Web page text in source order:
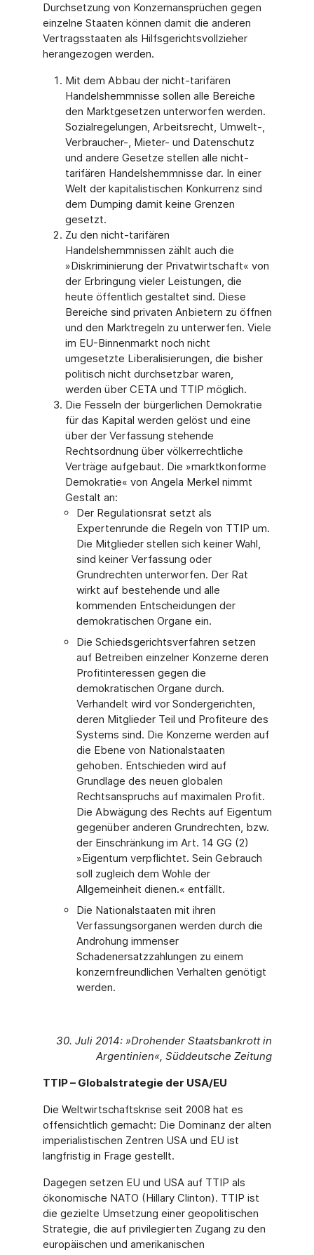
Durchsetzung von Konzernansprüchen gegen
einzelne Staaten können damit die anderen
Vertragsstaaten als Hilfsgerichtsvollzieher
herangezogen werden.
Mit dem Abbau der nicht-tarifären
Handelshemmnisse sollen alle Bereiche
den Marktgesetzen unterworfen werden.
Sozialregelungen, Arbeitsrecht, Umwelt-,
Verbraucher-, Mieter- und Datenschutz
und andere Gesetze stellen alle nicht-
tarifären Handelshemmnisse dar. In einer
Welt der kapitalistischen Konkurrenz sind
dem Dumping damit keine Grenzen
gesetzt.
Zu den nicht-tarifären
Handelshemmnissen zählt auch die
»Diskriminierung der Privatwirtschaft« von
der Erbringung vieler Leistungen, die
heute öffentlich gestaltet sind. Diese
Bereiche sind privaten Anbietern zu öffnen
und den Marktregeln zu unterwerfen. Viele
im EU-Binnenmarkt noch nicht
umgesetzte Liberalisierungen, die bisher
politisch nicht durchsetzbar waren,
werden über CETA und TTIP möglich.
Die Fesseln der bürgerlichen Demokratie
für das Kapital werden gelöst und eine
über der Verfassung stehende
Rechtsordnung über völkerrechtliche
Verträge aufgebaut. Die »marktkonforme
Demokratie« von Angela Merkel nimmt
Gestalt an:
Der Regulationsrat setzt als
Expertenrunde die Regeln von TTIP um.
Die Mitglieder stellen sich keiner Wahl,
sind keiner Verfassung oder
Grundrechten unterworfen. Der Rat
wirkt auf bestehende und alle
kommenden Entscheidungen der
demokratischen Organe ein.
Die Schiedsgerichtsverfahren setzen
auf Betreiben einzelner Konzerne deren
Profitinteressen gegen die
demokratischen Organe durch.
Verhandelt wird vor Sondergerichten,
deren Mitglieder Teil und Profiteure des
Systems sind. Die Konzerne werden auf
die Ebene von Nationalstaaten
gehoben. Entschieden wird auf
Grundlage des neuen globalen
Rechtsanspruchs auf maximalen Profit.
Die Abwägung des Rechts auf Eigentum
gegenüber anderen Grundrechten, bzw.
der Einschränkung im Art. 14 GG (2)
»Eigentum verpflichtet. Sein Gebrauch
soll zugleich dem Wohle der
Allgemeinheit dienen.« entfällt.
Die Nationalstaaten mit ihren
Verfassungsorganen werden durch die
Androhung immenser
Schadenersatzzahlungen zu einem
konzernfreundlichen Verhalten genötigt
werden.
30. Juli 2014: »Drohender Staatsbankrott in
Argentinien«, Süddeutsche Zeitung
TTIP – Globalstrategie der USA/EU
Die Weltwirtschaftskrise seit 2008 hat es
offensichtlich gemacht: Die Dominanz der alten
imperialistischen Zentren USA und EU ist
langfristig in Frage gestellt.
Dagegen setzen EU und USA auf TTIP als
ökonomische NATO (Hillary Clinton). TTIP ist
die gezielte Umsetzung einer geopolitischen
Strategie, die auf privilegierten Zugang zu den
europäischen und amerikanischen